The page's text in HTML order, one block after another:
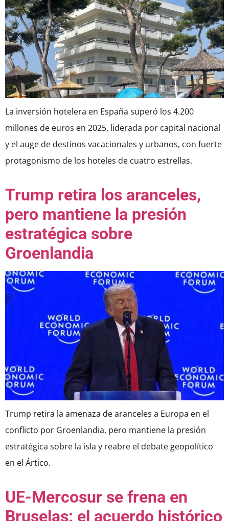
La inversión hotelera en España superó los 4.200
millones de euros en 2025, liderada por capital nacional
y el auge de destinos vacacionales y urbanos, con fuerte
protagonismo de los hoteles de cuatro estrellas.
Trump retira los aranceles,
pero mantiene la presión
estratégica sobre
Groenlandia
Trump retira la amenaza de aranceles a Europa en el
conflicto por Groenlandia, pero mantiene la presión
estratégica sobre la isla y reabre el debate geopolítico
en el Ártico.
UE-Mercosur se frena en
Bruselas: el acuerdo histórico